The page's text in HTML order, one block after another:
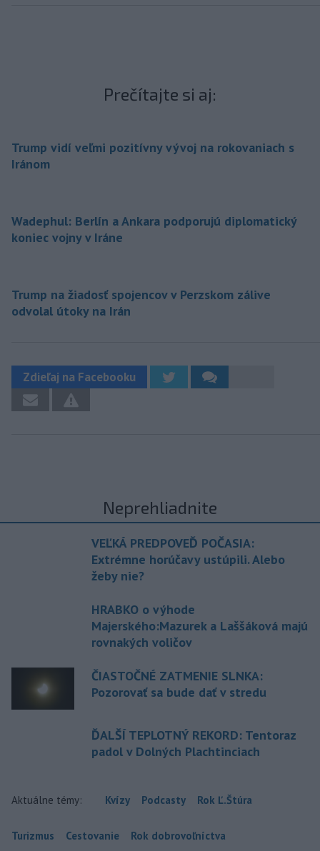
Prečítajte si aj:
Trump vidí veľmi pozitívny vývoj na rokovaniach s
Iránom
Wadephul: Berlín a Ankara podporujú diplomatický
koniec vojny v Iráne
Trump na žiadosť spojencov v Perzskom zálive
odvolal útoky na Irán
Zdieľaj na Facebooku
Neprehliadnite
VEĽKÁ PREDPOVEĎ POČASIA:
Extrémne horúčavy ustúpili. Alebo
žeby nie?
HRABKO o výhode
Majerského:Mazurek a Laššáková majú
rovnakých voličov
ČIASTOČNÉ ZATMENIE SLNKA:
Pozorovať sa bude dať v stredu
ĎALŠÍ TEPLOTNÝ REKORD: Tentoraz
padol v Dolných Plachtinciach
Aktuálne témy: Kvízy Podcasty Rok Ľ.Štúra
Turizmus Cestovanie Rok dobrovoľníctva